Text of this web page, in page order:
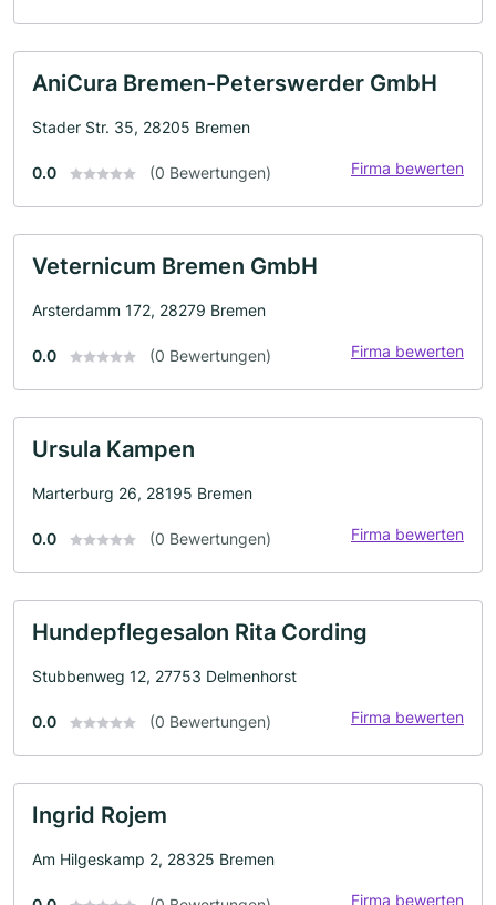
AniCura Bremen-Peterswerder GmbH
Stader Str. 35, 28205 Bremen
0.0 (0 Bewertungen) Firma bewerten
Veternicum Bremen GmbH
Arsterdamm 172, 28279 Bremen
0.0 (0 Bewertungen) Firma bewerten
Ursula Kampen
Marterburg 26, 28195 Bremen
0.0 (0 Bewertungen) Firma bewerten
Hundepflegesalon Rita Cording
Stubbenweg 12, 27753 Delmenhorst
0.0 (0 Bewertungen) Firma bewerten
Ingrid Rojem
Am Hilgeskamp 2, 28325 Bremen
Firma bewerten